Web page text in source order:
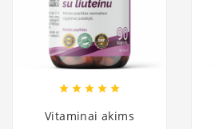
    
Vitaminai akims